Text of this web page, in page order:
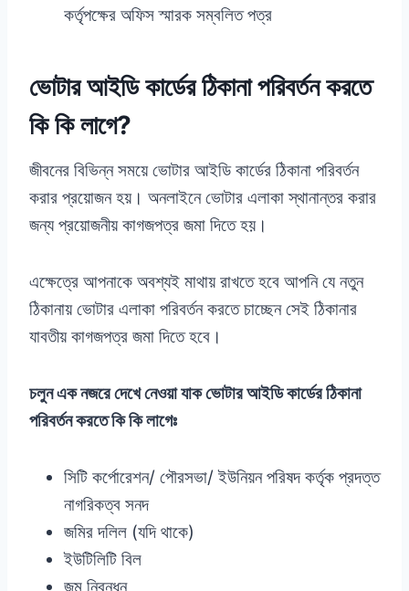
কর্তৃপক্ষের অফিস স্মারক সম্বলিত পত্র
ভোটার আইডি কার্ডের ঠিকানা পরিবর্তন করতে
কি কি লাগে?
জীবনের বিভিন্ন সময়ে ভোটার আইডি কার্ডের ঠিকানা পরিবর্তন
করার প্রয়োজন হয়। অনলাইনে ভোটার এলাকা স্থানান্তর করার
জন্য প্রয়োজনীয় কাগজপত্র জমা দিতে হয়।
এক্ষেত্রে আপনাকে অবশ্যই মাথায় রাখতে হবে আপনি যে নতুন
ঠিকানায় ভোটার এলাকা পরিবর্তন করতে চাচ্ছেন সেই ঠিকানার
যাবতীয় কাগজপত্র জমা দিতে হবে।
চলুন এক নজরে দেখে নেওয়া যাক ভোটার আইডি কার্ডের ঠিকানা
পরিবর্তন করতে কি কি লাগেঃ
সিটি কর্পোরেশন/ পৌরসভা/ ইউনিয়ন পরিষদ কর্তৃক প্রদত্ত
নাগরিকত্ব সনদ
জমির দলিল (যদি থাকে)
ইউটিলিটি বিল